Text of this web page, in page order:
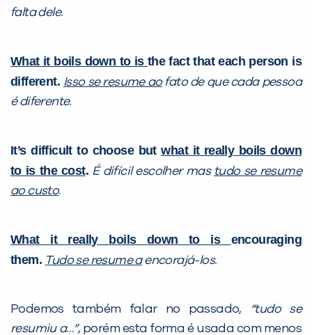
falta dele.
What it boils down to is the fact that each person is
different. Isso se resume aofato de que cada pessoa
é diferente.
It’s difficult to choose butwhat it really boils down
to isthe cost. É difícil escolher mas tudo se resume
aocusto.
What it really boils down to is
encouraging
them. Tudo se resume aencorajá-los.
Podemos também falar no passado,
“tudo se
resumiu a…”, porém esta forma é usada com menos